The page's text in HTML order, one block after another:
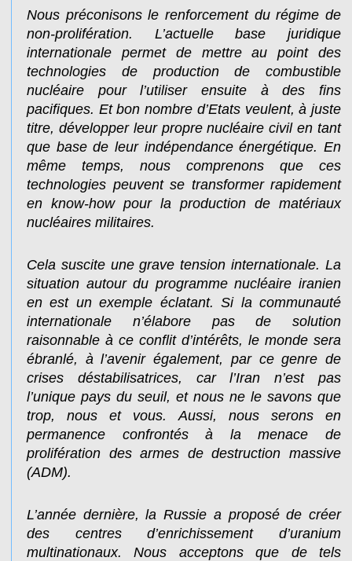
Nous préconisons le renforcement du régime de
non-prolifération. L’actuelle base juridique
internationale permet de mettre au point des
technologies de production de combustible
nucléaire pour l’utiliser ensuite à des fins
pacifiques. Et bon nombre d’Etats veulent, à juste
titre, développer leur propre nucléaire civil en tant
que base de leur indépendance énergétique. En
même temps, nous comprenons que ces
technologies peuvent se transformer rapidement
en know-how pour la production de matériaux
nucléaires militaires.
Cela suscite une grave tension internationale. La
situation autour du programme nucléaire iranien
en est un exemple éclatant. Si la communauté
internationale n’élabore pas de solution
raisonnable à ce conflit d’intérêts, le monde sera
ébranlé, à l’avenir également, par ce genre de
crises déstabilisatrices, car l’Iran n’est pas
l’unique pays du seuil, et nous ne le savons que
trop, nous et vous. Aussi, nous serons en
permanence confrontés à la menace de
prolifération des armes de destruction massive
(ADM).
L’année dernière, la Russie a proposé de créer
des centres d’enrichissement d’uranium
multinationaux. Nous acceptons que de tels